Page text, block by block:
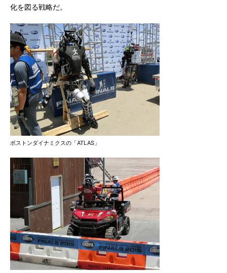
化を図る戦略だ。
ボストンダイナミクスの「ATLAS」